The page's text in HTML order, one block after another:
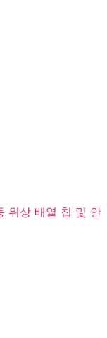
위상 배열 칩 및 안